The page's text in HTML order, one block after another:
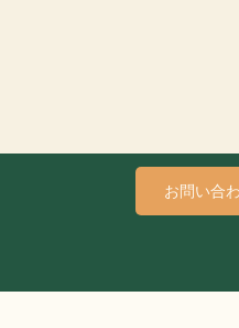
お問い合